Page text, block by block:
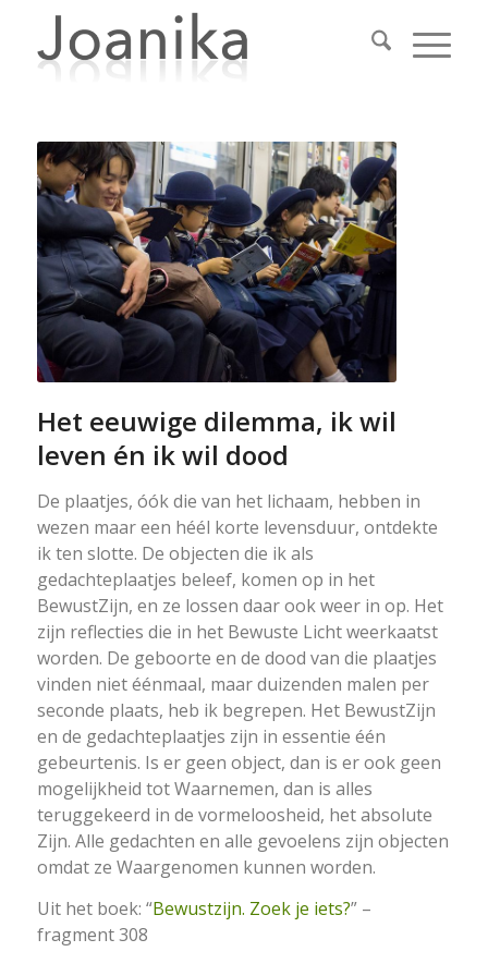
Het eeuwige dilemma, ik wil
leven én ik wil dood
De plaatjes, óók die van het lichaam, hebben in
wezen maar een héél korte levensduur, ontdekte
ik ten slotte. De objecten die ik als
gedachteplaatjes beleef, komen op in het
BewustZijn, en ze lossen daar ook weer in op. Het
zijn reflecties die in het Bewuste Licht weerkaatst
worden. De geboorte en de dood van die plaatjes
vinden niet éénmaal, maar duizenden malen per
seconde plaats, heb ik begrepen. Het BewustZijn
en de gedachteplaatjes zijn in essentie één
gebeurtenis. Is er geen object, dan is er ook geen
mogelijkheid tot Waarnemen, dan is alles
teruggekeerd in de vormeloosheid, het absolute
Zijn. Alle gedachten en alle gevoelens zijn objecten
omdat ze Waargenomen kunnen worden.
Uit het boek: “Bewustzijn. Zoek je iets?” –
fragment 308